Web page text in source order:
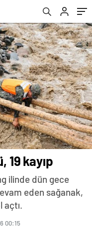
19 kayıp
ilinde dün gece
eden sağanak,
açtı.
00:15